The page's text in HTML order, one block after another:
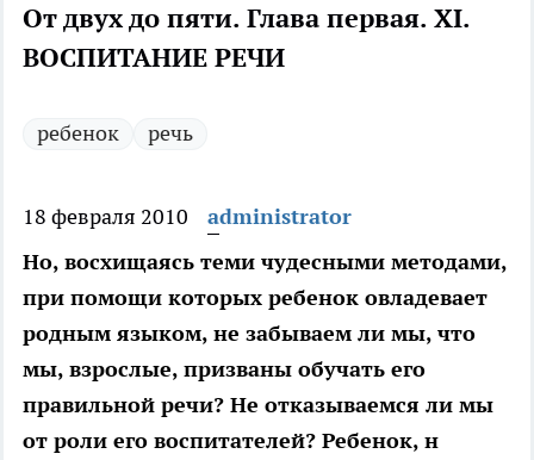
От двух до пяти. Глава первая. XI.
ВОСПИТАНИЕ РЕЧИ
ребенок речь
18 февраля 2010
administrator
Но, восхищаясь теми чудесными методами,
при помощи которых ребенок овладевает
родным языком, не забываем ли мы, что
мы, взрослые, призваны обучать его
правильной речи? Не отказываемся ли мы
от роли его воспитателей? Ребенок, н